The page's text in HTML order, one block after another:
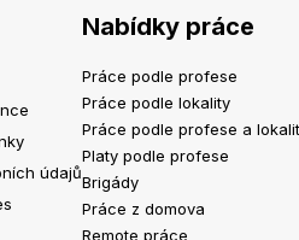
údajů
Nabídky práce
Práce podle profese
Práce podle lokality
Práce podle profese a
Platy podle profese
Brigády
Práce z domova
Remote práce